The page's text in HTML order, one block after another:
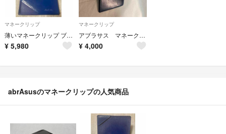
マネークリップ
薄いマネークリップ ブルー ◆ アブラサス abrasus
¥ 5,980
マネークリップ
アブラサス マネークリップ
¥ 4,000
abrAsusのマネークリップの人気商品